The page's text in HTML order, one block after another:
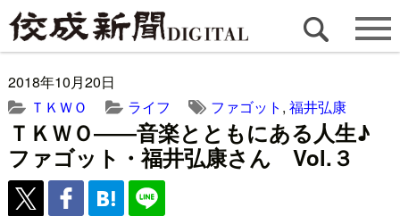
2018年10月20日
ＴＫＷＯ
ライフ ファゴット , 福井弘康
ＴＫＷＯ――音楽とともにある人生♪
ファゴット・福井弘康さん Vol.３